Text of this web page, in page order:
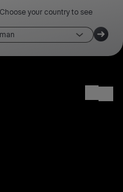
your country to see